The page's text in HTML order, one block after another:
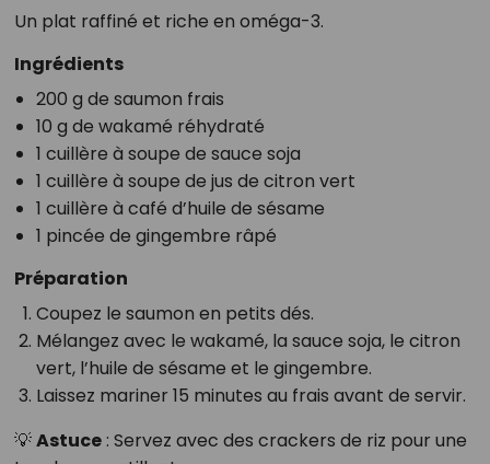
Un plat raffiné et riche en oméga-3.
Ingrédients
200 g de saumon frais
10 g de wakamé réhydraté
1 cuillère à soupe de sauce soja
1 cuillère à soupe de jus de citron vert
1 cuillère à café d’huile de sésame
1 pincée de gingembre râpé
Préparation
Coupez le saumon en petits dés.
Mélangez avec le wakamé, la sauce soja, le citron
vert, l’huile de sésame et le gingembre.
Laissez mariner 15 minutes au frais avant de servir.
💡Astuce: Servez avec des crackers de riz pour une